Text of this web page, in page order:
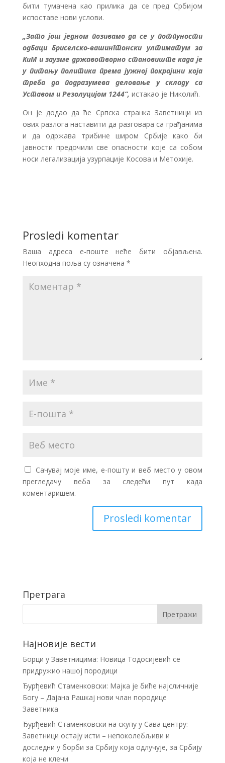
бити тумачена као прилика да се пред Србијом
испоставе нови услови.
„Зато још једном позивамо да се у потпуности
одбаци бриселско-вашингтонски ултиматум за
КиМ и заузме државотворно становиште када је
у питању политика према јужној покрајини која
треба да подразумева деловање у складу са
Уставом и Резолуцијом 1244“, истакао је Николић.
Он је додао да ће Српска странка Заветници из
ових разлога наставити да разговара са грађанима
и да одржава трибине широм Србије како би
јавности предочили све опасности које са собом
носи легализација узурпације Косова и Метохије.
Prosledi komentar
Ваша адреса е-поште неће бити објављена.
Неопходна поља су означена *
Сачувај моје име, е-пошту и веб место у овом
прегледачу веба за следећи пут када
коментаришем.
Претрага
Најновије вести
Борци у Заветницима: Новица Тодосијевић се
придружио нашој породици
Ђурђевић Стаменковски: Мајка је биће најсличније
Богу – Дајана Рашкај нови члан породице
Заветника
Ђурђевић Стаменковски на скупу у Сава центру:
Заветници остају исти – непоколебљиви и
доследни у борби за Србију која одлучује, за Србију
која не клечи